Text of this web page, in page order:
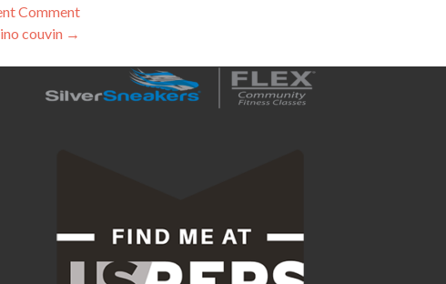
Comment
couvin →